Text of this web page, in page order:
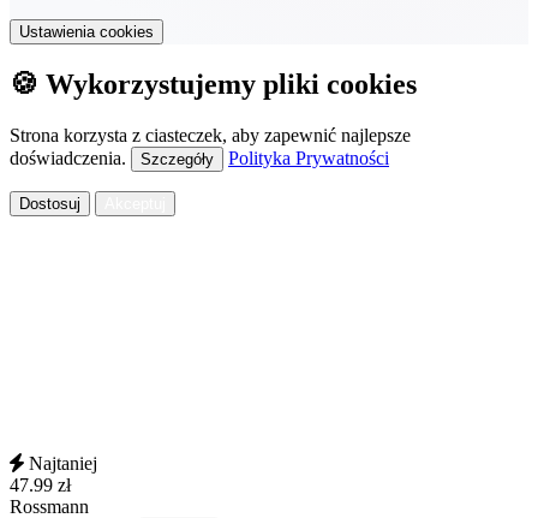
Ustawienia cookies
🍪 Wykorzystujemy pliki cookies
Strona korzysta z ciasteczek, aby zapewnić najlepsze
doświadczenia.
Szczegóły Polityka Prywatności
Dostosuj
Najtaniej
47.99 zł
Rossmann